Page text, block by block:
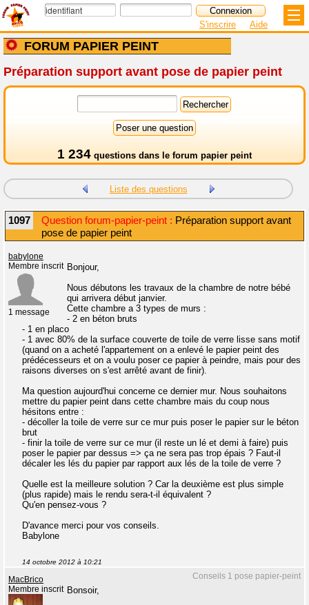
FORUM PAPIER PEINT
S'inscrire Aide
Préparation support avant pose de papier peint
1 234 questions dans le forum papier peint
Liste des questions
1097 Question forum-papier-peint : Préparation support avant
pose de papier peint
babylone
Membre inscrit
1 message
Bonjour,
Nous débutons les travaux de la chambre de notre bébé
qui arrivera début janvier.
Cette chambre a 3 types de murs :
- 2 en béton bruts
- 1 en placo
- 1 avec 80% de la surface couverte de toile de verre lisse sans motif
(quand on a acheté l'appartement on a enlevé le papier peint des
prédécesseurs et on a voulu poser ce papier à peindre, mais pour des
raisons diverses on s'est arrêté avant de finir).
Ma question aujourd'hui concerne ce dernier mur. Nous souhaitons
mettre du papier peint dans cette chambre mais du coup nous
hésitons entre :
- décoller la toile de verre sur ce mur puis poser le papier sur le béton
brut
- finir la toile de verre sur ce mur (il reste un lé et demi à faire) puis
poser le papier par dessus => ça ne sera pas trop épais ? Faut-il
décaler les lés du papier par rapport aux lés de la toile de verre ?
Quelle est la meilleure solution ? Car la deuxième est plus simple
(plus rapide) mais le rendu sera-t-il équivalent ?
Qu'en pensez-vous ?
D'avance merci pour vos conseils.
Babylone
14 octobre 2012 à 10:21
Conseils 1 pose papier-peint
MacBrico
Membre inscrit Bonsoir,